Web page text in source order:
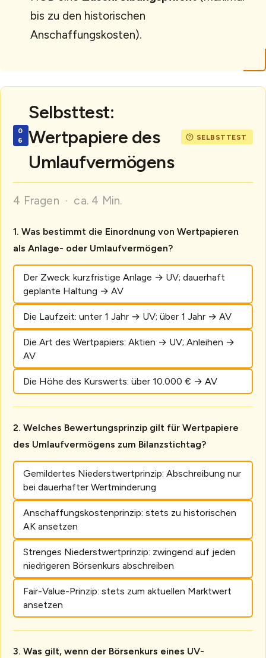
bis zu den historischen
Anschaffungskosten).
Selbsttest:
Wertpapiere des
Umlaufvermögens
4 Fragen · ca. 4 Min.
Was bestimmt die Einordnung von Wertpapieren
als Anlage- oder Umlaufvermögen?
Der Zweck: kurzfristige Anlage → UV; dauerhaft
geplante Haltung → AV
Die Laufzeit: unter 1 Jahr → UV; über 1 Jahr → AV
Die Art des Wertpapiers: Aktien → UV; Anleihen →
AV
Die Höhe des Kurswerts: über 10.000 € → AV
Welches Bewertungsprinzip gilt für Wertpapiere
des Umlaufvermögens zum Bilanzstichtag?
Gemildertes Niederstwertprinzip: Abschreibung nur
bei dauerhafter Wertminderung
Anschaffungskostenprinzip: stets zu historischen
AK ansetzen
Strenges Niederstwertprinzip: zwingend auf jeden
niedrigeren Börsenkurs abschreiben
Fair-Value-Prinzip: stets zum aktuellen Marktwert
ansetzen
Was gilt, wenn der Börsenkurs eines UV-